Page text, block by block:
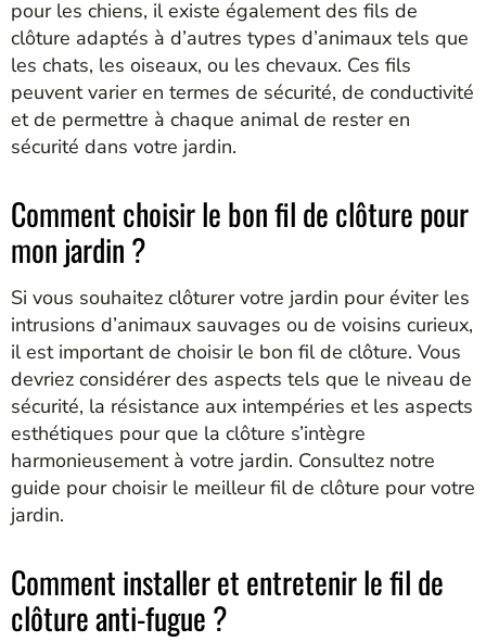
pour les chiens, il existe également des fils de
clôture adaptés à d’autres types d’animaux tels que
les chats, les oiseaux, ou les chevaux. Ces fils
peuvent varier en termes de sécurité, de conductivité
et de permettre à chaque animal de rester en
sécurité dans votre jardin.
Comment choisir le bon fil de clôture pour
mon jardin ?
Si vous souhaitez clôturer votre jardin pour éviter les
intrusions d’animaux sauvages ou de voisins curieux,
il est important de choisir le bon fil de clôture. Vous
devriez considérer des aspects tels que le niveau de
sécurité, la résistance aux intempéries et les aspects
esthétiques pour que la clôture s’intègre
harmonieusement à votre jardin. Consultez notre
guide pour choisir le meilleur fil de clôture pour votre
jardin.
Comment installer et entretenir le fil de
clôture anti-fugue ?